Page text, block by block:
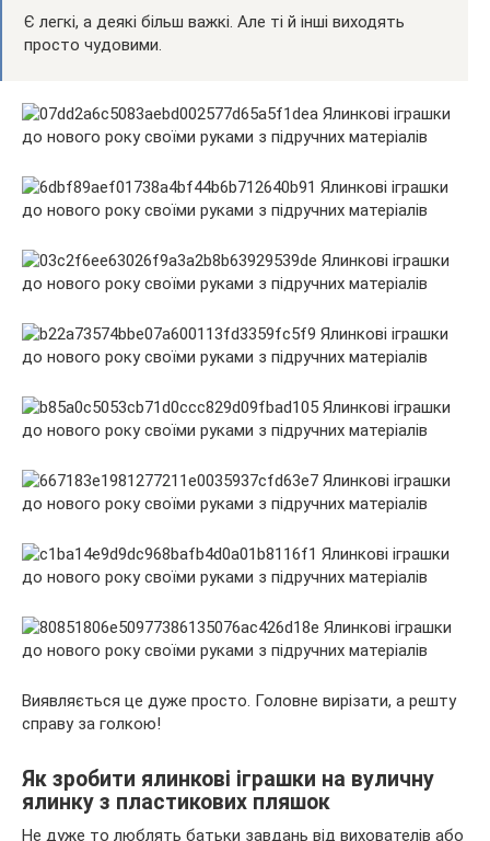
Є легкі, а деякі більш важкі. Але ті й інші виходять
просто чудовими.
Виявляється це дуже просто. Головне вирізати, а решту
справу за голкою!
Як зробити ялинкові іграшки на вуличну
ялинку з пластикових пляшок
Не дуже то люблять батьки завдань від вихователів або